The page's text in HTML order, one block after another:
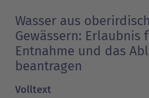
Wasser aus
Gewässern: Erlaubnis
Entnahme und das
beantragen
Volltext